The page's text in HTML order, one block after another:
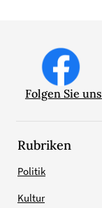
Folgen Sie uns
Rubriken
Politik
Kultur